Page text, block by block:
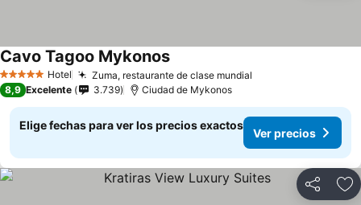
5 Estrellas Hotel Zuma, restaurante de clase mundial
Cavo Tagoo Mykonos
8,9 Excelente 3.739 Ciudad de Mykonos
Elige fechas para ver los precios exactos
Ver precios
Compartir